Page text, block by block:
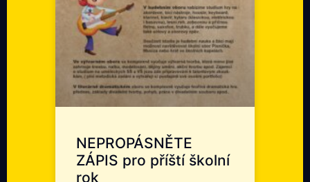
NEPROPÁSNĚTE
ZÁPIS pro příští školní
rok